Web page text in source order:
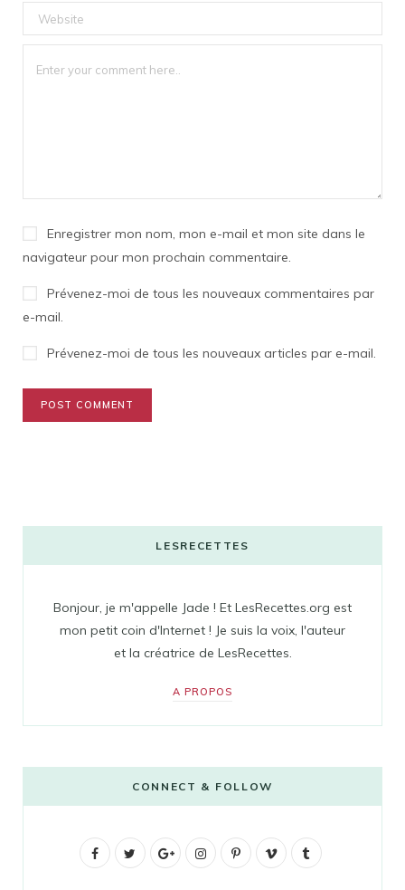
Enregistrer mon nom, mon e-mail et mon site dans le
navigateur pour mon prochain commentaire.
Prévenez-moi de tous les nouveaux commentaires par
e-mail.
Prévenez-moi de tous les nouveaux articles par e-mail.
LESRECETTES
Bonjour, je m'appelle Jade ! Et LesRecettes.org est
mon petit coin d'Internet ! Je suis la voix, l'auteur
et la créatrice de LesRecettes.
A PROPOS
CONNECT & FOLLOW
F
G
I
P
V